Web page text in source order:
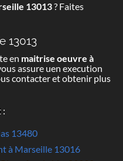
13013? Faites
13013
en maitrise oeuvre à
assure uen execution
contacter et obtenir plus
:
13480
à Marseille 13016